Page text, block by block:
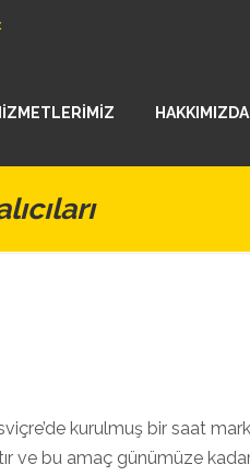
HAKKIMIZDA
kurulmuş bir saat
ve bu amaç günümüze